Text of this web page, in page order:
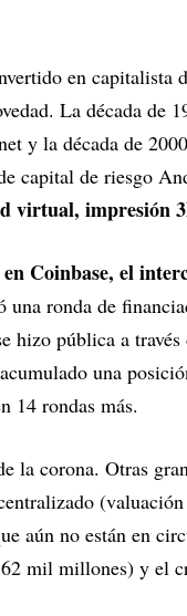
en capitalista
La década de
y la década de
capital de riesgo
virtual, impresión
Coinbase, el
ronda de
hizo pública a
una
14 rondas más.
la corona. Otras
aún no están en
mil millones) y el